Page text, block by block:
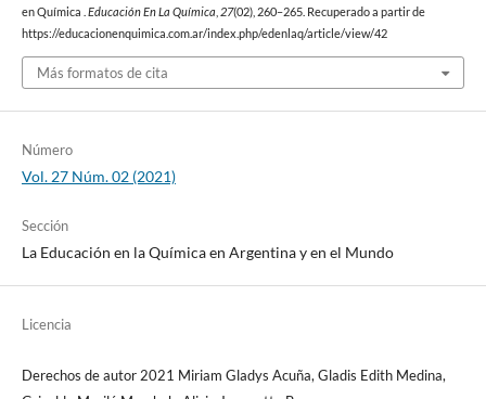
en Química . Educación En La Química 27(02), 260–265. Recuperado a partir de
https://educacionenquimica.com.ar/index.php/edenlaq/article/view/42
Más formatos de cita
Número
Vol. 27 Núm. 02 (2021)
Sección
La Educación en la Química en Argentina y en el Mundo
Licencia
Derechos de autor 2021 Miriam Gladys Acuña, Gladis Edith Medina,